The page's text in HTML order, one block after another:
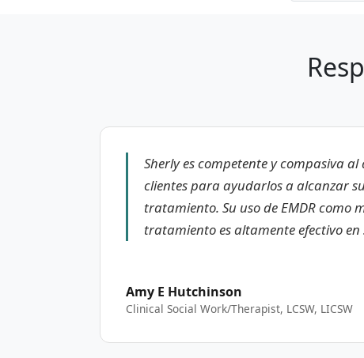
Sherly es competente y compasiva al
clientes para ayudarlos a alcanzar
tratamiento. Su uso de EMDR como
tratamiento es altamente efectivo
Amy E Hutchinson
Clinical Social Work/Therapist, LCSW, LICSW